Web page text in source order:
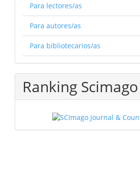
Para lectores/as
Para autores/as
Para bibliotecarios/as
Ranking